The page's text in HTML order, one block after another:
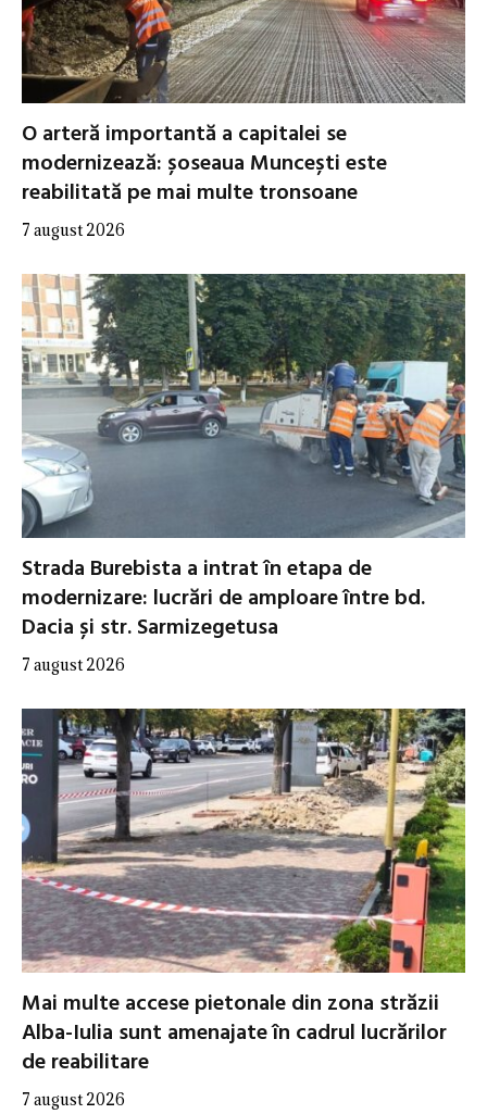
O arteră importantă a capitalei se
modernizează: șoseaua Muncești este
reabilitată pe mai multe tronsoane
7 august 2026
Strada Burebista a intrat în etapa de
modernizare: lucrări de amploare între bd.
Dacia și str. Sarmizegetusa
7 august 2026
Mai multe accese pietonale din zona străzii
Alba-Iulia sunt amenajate în cadrul lucrărilor
de reabilitare
7 august 2026